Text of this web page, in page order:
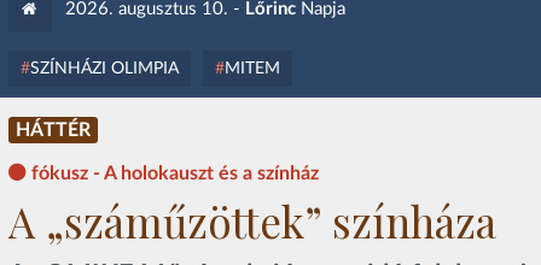
2026. augusztus 10. - LőrincNapja
SZÍNHÁZI OLIMPIA MITEM
HÁTTÉR
fókusz - A holokauszt és a színház
A „száműzöttek” színháza